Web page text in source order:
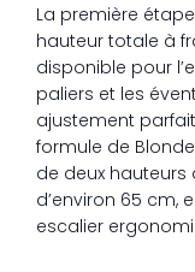
La première
hauteur totale à
disponible pour
paliers et les
ajustement
formule de
de deux
d’environ 65 cm,
escalier